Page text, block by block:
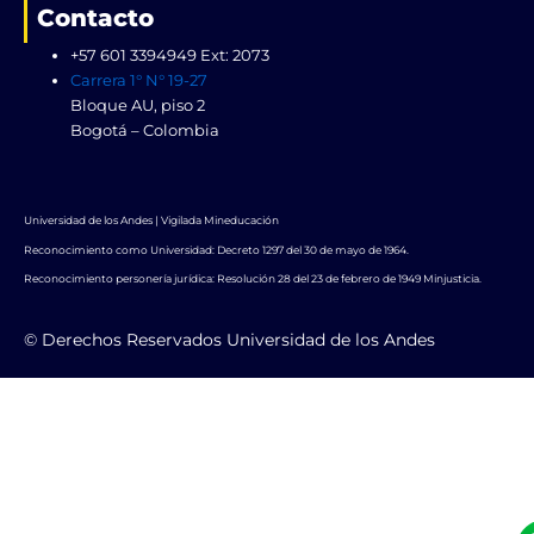
Contacto
+57 601 3394949 Ext: 2073
Carrera 1° N° 19-27
Bloque AU, piso 2
Bogotá – Colombia
Universidad de los Andes | Vigilada Mineducación
Reconocimiento como Universidad: Decreto 1297 del 30 de mayo de 1964.
Reconocimiento personería jurídica: Resolución 28 del 23 de febrero de 1949 Minjusticia.
© Derechos Reservados Universidad de los Andes